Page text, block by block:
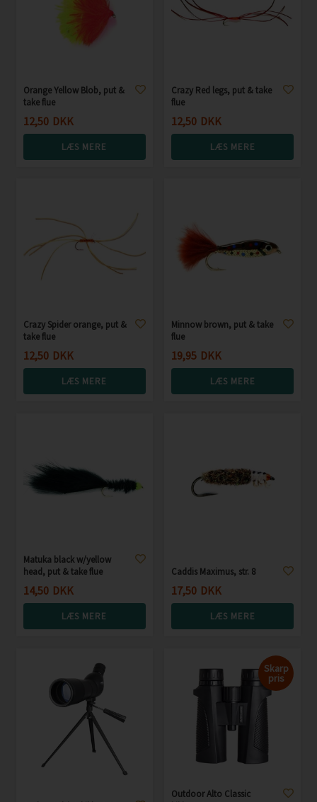
Orange Yellow Blob, put &
take flue
12,50 DKK
LÆS MERE
Crazy Red legs, put & take
flue
12,50 DKK
LÆS MERE
Crazy Spider orange, put &
take flue
12,50 DKK
LÆS MERE
Minnow brown, put & take
flue
19,95 DKK
LÆS MERE
Matuka black w/yellow
head, put & take flue
14,50 DKK
LÆS MERE
Caddis Maximus, str. 8
17,50 DKK
LÆS MERE
Skarp
pris
Outdoor Alto Classic